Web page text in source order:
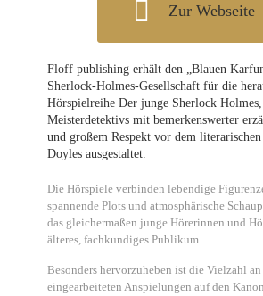
Zur Webseite
Floff publishing erhält den „Blauen
Sherlock-Holmes-Gesellschaft für die
Hörspielreihe Der junge Sherlock
Meisterdetektivs mit bemerkenswerter
und großem Respekt vor dem
Doyles ausgestaltet.
Die Hörspiele verbinden lebendige
spannende Plots und atmosphärische
das gleichermaßen junge Hörerinnen und
älteres, fachkundiges Publikum.
Besonders hervorzuheben ist die Vielzahl
eingearbeiteten Anspielungen auf den